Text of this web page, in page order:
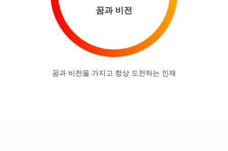
꿈과 비전
꿈과 비전을 가지고 항상 도전하는 인재